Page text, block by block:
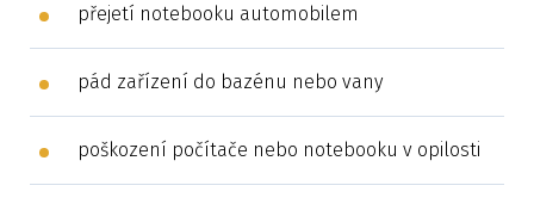
přejetí notebooku automobilem
pád zařízení do bazénu nebo vany
poškození počítače nebo notebooku v opilosti